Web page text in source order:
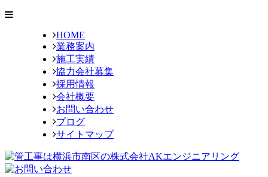
HOME
業務案内
施工実績
協力会社募集
採用情報
会社概要
お問い合わせ
ブログ
サイトマップ